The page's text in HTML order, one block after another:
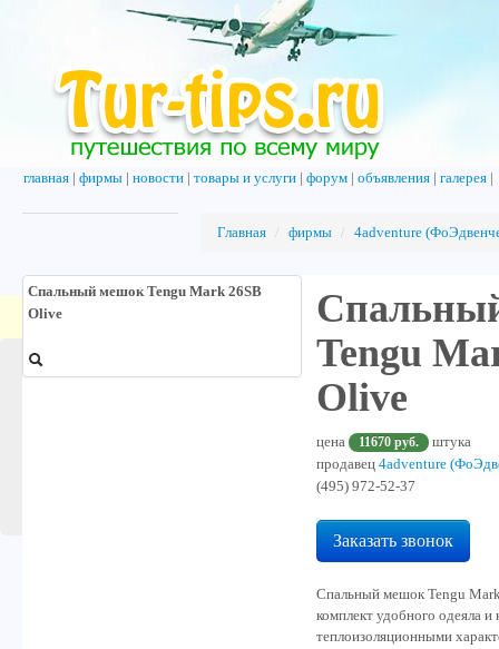
главная фирмы новости товары и услуги форум объявления галерея
Главная / фирмы / 4adventure
Спальный мешок Tengu Mark 26SB
Olive
Tengu
Olive
цена 11670 руб.
штука
продавец 4adventure
(495) 972-52-37
Заказать звонок
Спальный мешок Tengu
комплект удобного одеяла
теплоизоляционными